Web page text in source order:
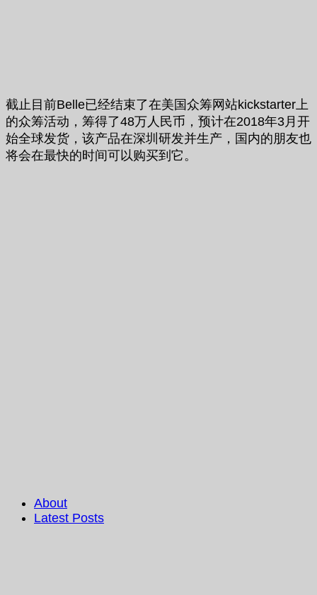
截止目前Belle已经结束了在美国众筹网站kickstarter上
的众筹活动，筹得了48万人民币，预计在2018年3月开
始全球发货，该产品在深圳研发并生产，国内的朋友也
将会在最快的时间可以购买到它。
About
Latest Posts